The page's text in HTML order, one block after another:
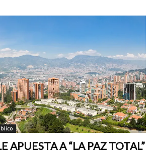
APUESTA A “LA PAZ TOTAL”